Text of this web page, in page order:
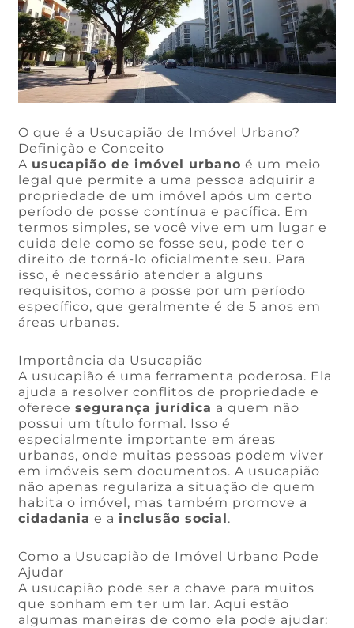
O que é a Usucapião de Imóvel Urbano?
Definição e Conceito
A usucapião de imóvel urbano é um meio
legal que permite a uma pessoa adquirir a
propriedade de um imóvel após um certo
período de posse contínua e pacífica. Em
termos simples, se você vive em um lugar e
cuida dele como se fosse seu, pode ter o
direito de torná-lo oficialmente seu. Para
isso, é necessário atender a alguns
requisitos, como a posse por um período
específico, que geralmente é de 5 anos em
áreas urbanas.
Importância da Usucapião
A usucapião é uma ferramenta poderosa. Ela
ajuda a resolver conflitos de propriedade e
oferecesegurança jurídica a quem não
possui um título formal. Isso é
especialmente importante em áreas
urbanas, onde muitas pessoas podem viver
em imóveis sem documentos. A usucapião
não apenas regulariza a situação de quem
habita o imóvel, mas também promove a
cidadania e a inclusão social.
Como a Usucapião de Imóvel Urbano Pode
Ajudar
A usucapião pode ser a chave para muitos
que sonham em ter um lar. Aqui estão
algumas maneiras de como ela pode ajudar: